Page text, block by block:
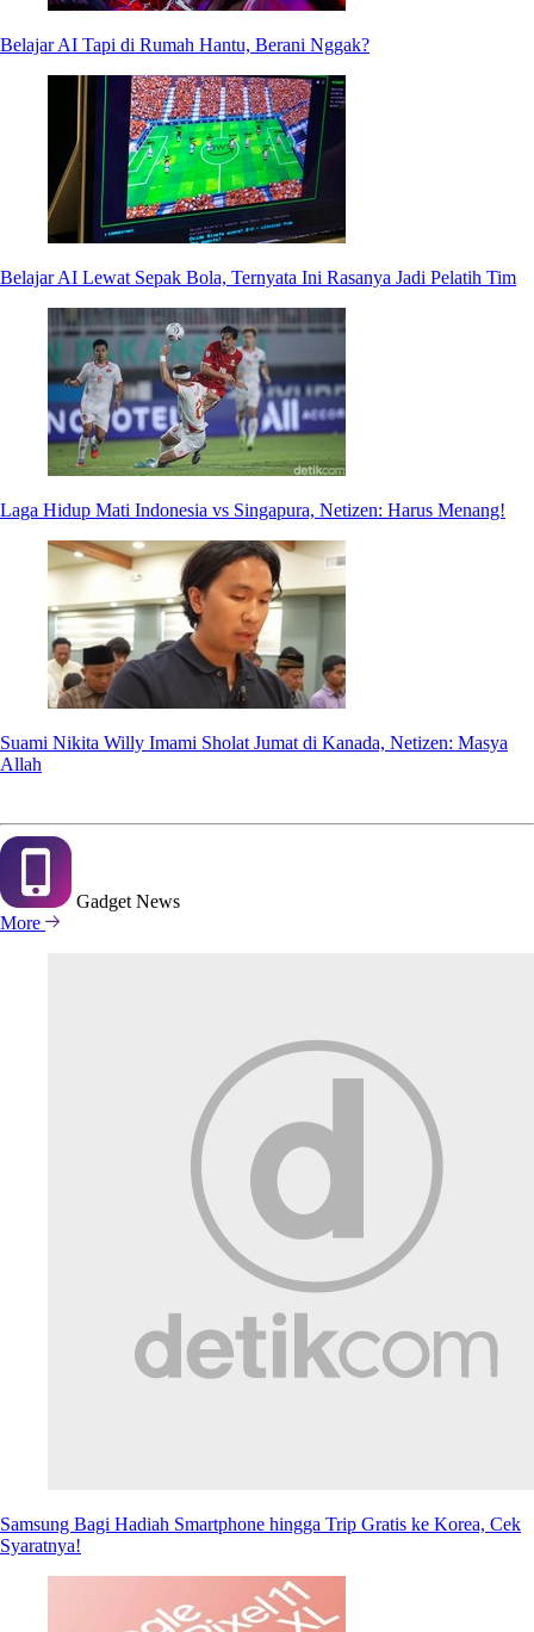
Belajar AI Tapi di Rumah Hantu, Berani Nggak?
Belajar AI Lewat Sepak Bola, Ternyata Ini Rasanya Jadi Pelatih Tim
Laga Hidup Mati Indonesia vs Singapura, Netizen: Harus Menang!
Suami Nikita Willy Imami Sholat Jumat di Kanada, Netizen: Masya
Allah
Gadget News
More
Samsung Bagi Hadiah Smartphone hingga Trip Gratis ke Korea, Cek
Syaratnya!